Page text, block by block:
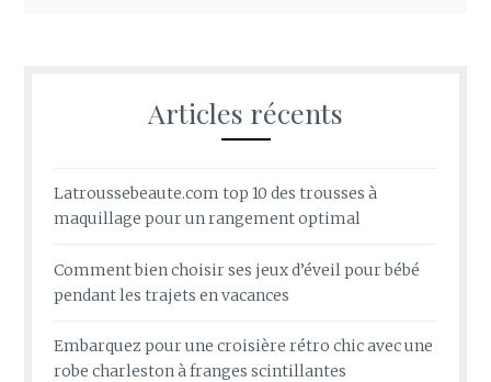
Articles récents
Latroussebeaute.com top 10 des trousses à
maquillage pour un rangement optimal
Comment bien choisir ses jeux d’éveil pour bébé
pendant les trajets en vacances
Embarquez pour une croisière rétro chic avec une
robe charleston à franges scintillantes